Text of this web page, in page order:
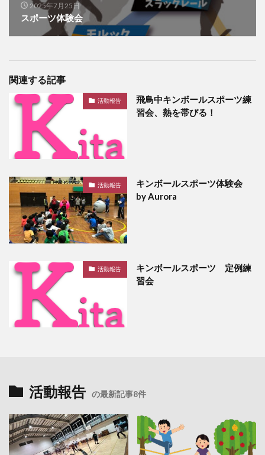
2025年7月25日
スポーツ体験会
関連する記事
活動報告
飛鳥中キンボールスポーツ練
習会、熱を帯びる！
活動報告
キンボールスポーツ体験会
by Aurora
活動報告
キンボールスポーツ 定例練
習会
活動報告 の最新記事8件